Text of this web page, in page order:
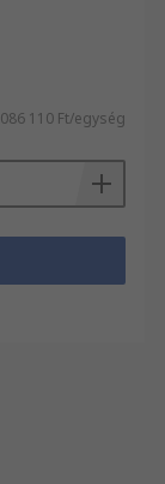
110 Ft/egység